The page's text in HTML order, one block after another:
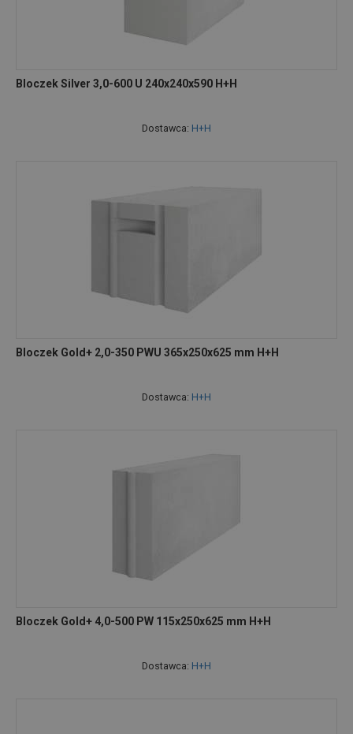
Bloczek Silver 3,0-600 U 240x240x590 H+H
Dostawca: H+H
Bloczek Gold+ 2,0-350 PWU 365x250x625 mm H+H
Dostawca: H+H
Bloczek Gold+ 4,0-500 PW 115x250x625 mm H+H
Dostawca: H+H